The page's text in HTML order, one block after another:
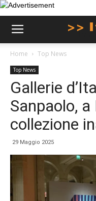
Home Top News
Top News
Gallerie
Sanpaolo,
collezione
29 Maggio 2025